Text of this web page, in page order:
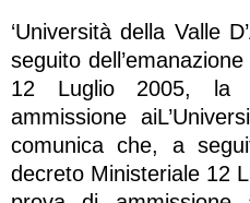
‘Università della Valle
seguito
12 Luglio 2005, la
ammissione
comunica che, a
decreto Ministeriale 12